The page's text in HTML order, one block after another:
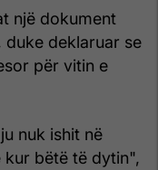
një dokument
duke deklaruar se
për vitin e
nuk ishit në
kur bëtë të dytin",